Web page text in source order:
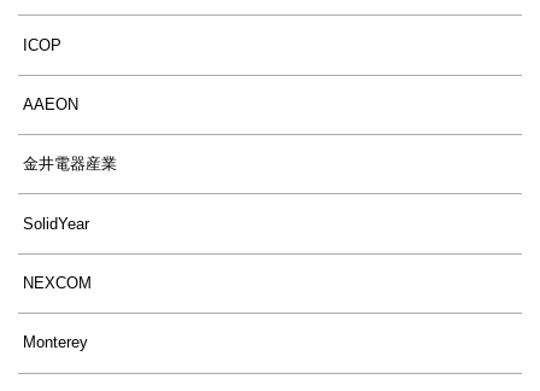
ICOP
AAEON
金井電器産業
SolidYear
NEXCOM
Monterey